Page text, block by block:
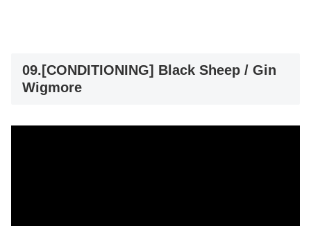
09.[CONDITIONING] Black Sheep / Gin
Wigmore